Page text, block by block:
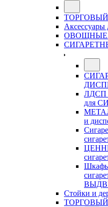
Аксессуары
ОВОЩНЫЕ
ЛДСП
для
и
Стойки и